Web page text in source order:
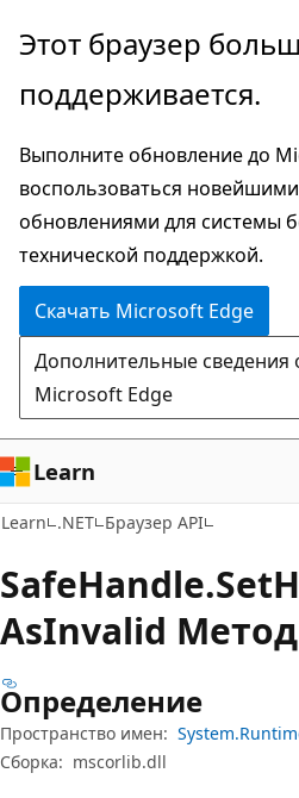
Пропустить
перейти
основному
содержимому
Переход
навигации
странице
Этот браузер
поддерживается.
Выполните обновление до
воспользоваться
обновлениями для системы
технической поддержкой.
Скачать Microsoft Edge
Дополнительные
Microsoft Edge
Learn
Learn .NET Браузер API
SafeHandle.Set
AsInvalid Метод
Определение
Пространство имен:
Сборка: mscorlib.dll